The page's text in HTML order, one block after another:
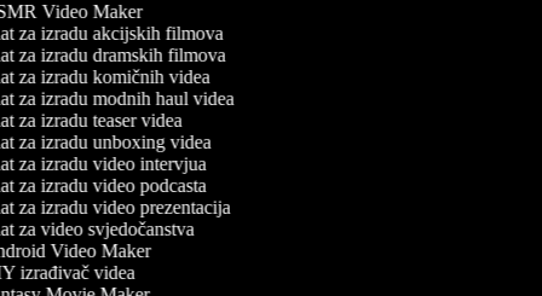
Video Maker
za izradu akcijskih filmova
za izradu dramskih filmova
za izradu komičnih videa
za izradu modnih haul videa
za izradu teaser videa
za izradu unboxing videa
za izradu video intervjua
za izradu video podcasta
za izradu video prezentacija
za video svjedočanstva
Video Maker
izrađivač videa